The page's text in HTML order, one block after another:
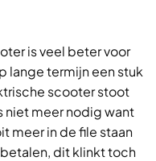
is veel beter voor
lange termijn een stuk
scooter stoot
niet meer nodig want
meer in de file staan
dit klinkt toch